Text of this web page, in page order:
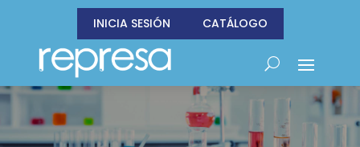
INICIA SESIÓN CATÁLOGO